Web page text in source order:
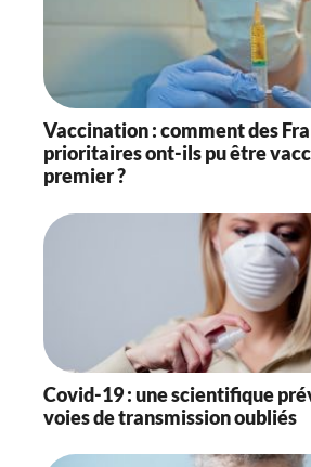
Vaccination : comment des
prioritaires ont-ils pu être
premier ?
Covid-19 : une scientifique
voies de transmission oubliés